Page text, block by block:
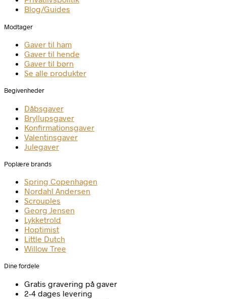
Blog/Guides
Modtager
Gaver til ham
Gaver til hende
Gaver til børn
Se alle produkter
Begivenheder
Dåbsgaver
Bryllupsgaver
Konfirmationsgaver
Valentinsgaver
Julegaver
Poplære brands
Spring Copenhagen
Nordahl Andersen
Scrouples
Georg Jensen
Lykketrold
Hoptimist
Little Dutch
Willow Tree
Dine fordele
Gratis gravering på gaver
2-4 dages levering